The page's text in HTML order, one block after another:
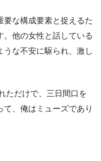
要な構成要素と捉えるた
。他の女性と話している
うな不安に駆られ、激し
ただけで、三日間口を
、俺はミューズであり